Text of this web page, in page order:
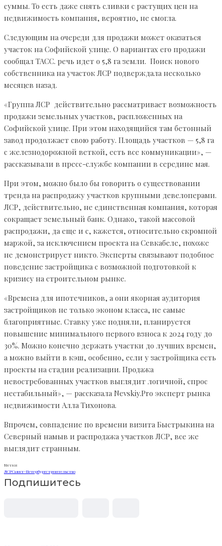
суммы. То есть даже снять сливки с растущих цен на
недвижимость компания, вероятно, не смогла.
Следующим на очереди для продажи может оказаться
участок на Софийской улице. О вариантах его продажи
сообщал ТАСС. речь идет о 5,8 га земли. Поиск нового
собственника на участок ЛСР подверждала несколько
месяцев назад.
«Группа ЛСР действительно рассматривает возможность
продажи земельных участков, распложенных на
Софийской улице. При этом находящийся там бетонный
завод продолжает свою работу. Площадь участков — 5,8 га
с железнодорожной веткой, есть все коммуникации», —
рассказывали в пресс-службе компании в середине мая.
При этом, можно было бы говорить о существовании
тренда на распродажу участков крупными девелоперами.
ЛСР, действительно, не единственная компания, которая
сокращает земельный банк. Однако, такой массовой
распродажи, да еще и с, кажется, относительно скромной
маржой, за исключением проекта на Севкабеле, похоже
не демонстрирует никто. Эксперты связывают подобное
поведение застройщика с возможной подготовкой к
кризису на строительном рынке.
«Времена для ипотечников, а они якорная аудитория
застройщиков не только эконом класса, не самые
благоприятные. Ставку уже подняли, планируется
повышение минимального первого взноса к 2024 году до
30%. Можно конечно держать участки до лучших времен,
а можно выйти в кэш, особенно, если у застройщика есть
проекты на стадии реализации. Продажа
невостребованных участков выглядит логичной, спрос
нестабильный», — рассказала Nevskiy.Pro эксперт рынка
недвижимости Алла Тихонова.
Впрочем, совпадение по времени визита Быстрыкина на
Северный намыв и распродажа участков ЛСР, все же
выглядит странным.
Метки
ЛСРСанкт-Петербургстроительство
Подпишитесь